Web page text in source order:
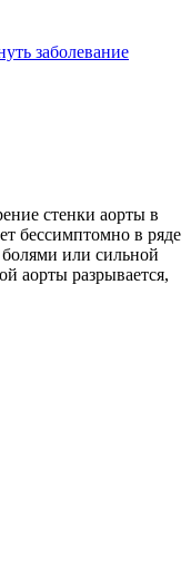
заболевание
стенки аорты в
бессимптомно в ряде
болями или сильной
аорты разрывается,